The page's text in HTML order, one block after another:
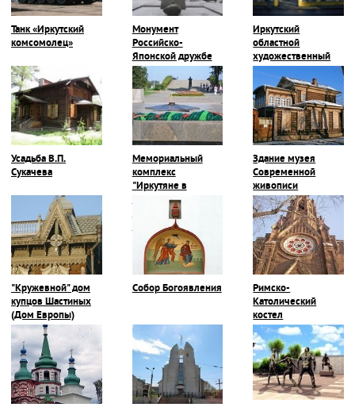
Танк «Иркутский
комсомолец»
Монумент
Российско-
Японской дружбе
Иркутский
областной
художественный
музей им. В.П.
Сукачева
Усадьба В.П.
Сукачева
Мемориальный
комплекс
"Иркутяне в
Великой
Отечественной
войне"
Здание музея
Современной
живописи
"Кружевной" дом
купцов Шастиных
(Дом Европы)
Собор Богоявления
Римско-
Католический
костел